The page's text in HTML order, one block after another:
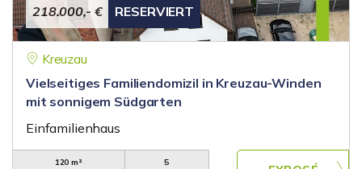
218.000,- € RESERVIERT
Kreuzau
Vielseitiges Familiendomizil in Kreuzau-Winden
mit sonnigem Südgarten
Einfamilienhaus
120 m²
5